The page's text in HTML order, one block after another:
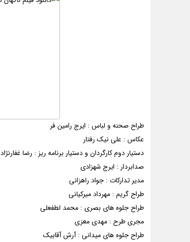
طراح صحنه و لباس : ایرج رامین فر
عکاس : علی نیک رفتار
دستیار دوم کارگردان و دستیار برنامه ریز : رضا غفارنژاد
صدابردار : ایرج شهزادی
مدیر تدارکات : جواد راهزانی
طراح گریم : مهرداد میرکیانی
طراح جلوه های بصری : محمد لطفعلی
مجری طرح : مهدی معزی
طراح جلوه های میدانی : آرش آقابیک